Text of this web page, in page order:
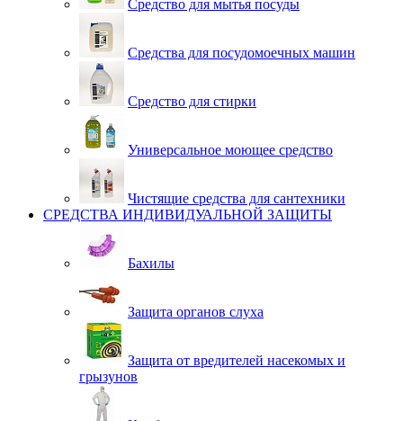
Средство для мытья посуды
Средства для посудомоечных машин
Средство для стирки
Универсальное моющее средство
Чистящие средства для сантехники
СРЕДСТВА ИНДИВИДУАЛЬНОЙ ЗАЩИТЫ
Бахилы
Защита органов слуха
Защита от вредителей насекомых и
грызунов